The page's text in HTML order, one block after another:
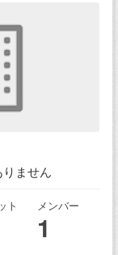
ません
ト メンバー
1